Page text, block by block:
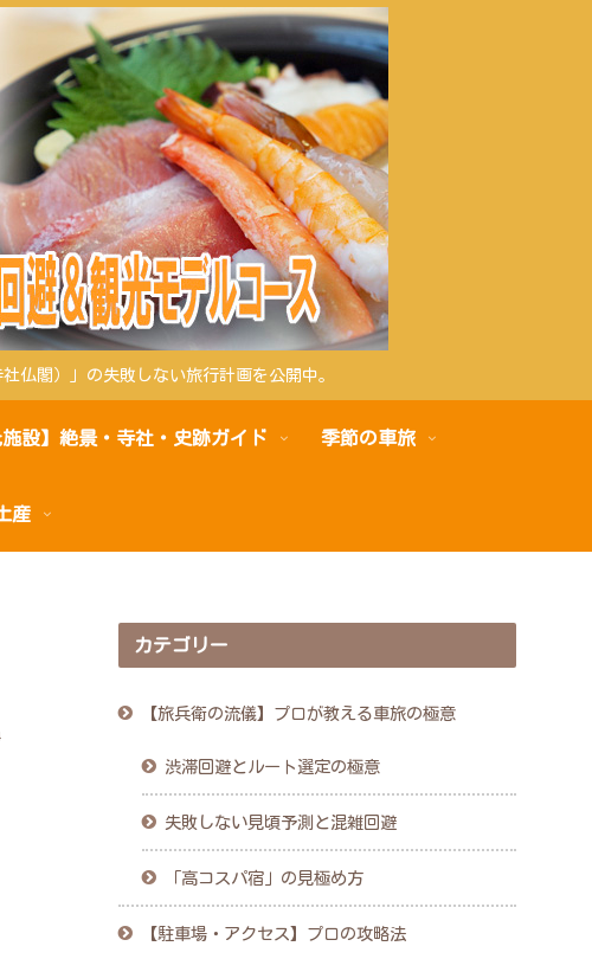
仏閣）」の失敗しない旅行計画を公開中。
施設】絶景・寺社・史跡ガイド 季節の車旅
産
カテゴリー
【旅兵衛の流儀】プロが教える車旅の極意
渋滞回避とルート選定の極意
失敗しない見頃予測と混雑回避
「高コスパ宿」の見極め方
【駐車場・アクセス】プロの攻略法